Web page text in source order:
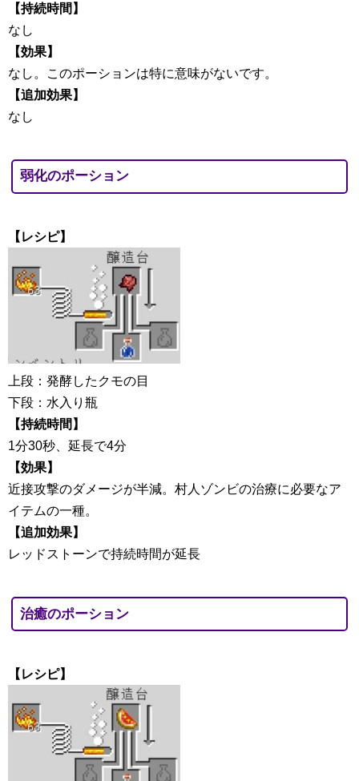
【持続時間】
なし
【効果】
なし。このポーションは特に意味がないです。
【追加効果】
なし
弱化のポーション
【レシピ】
上段：発酵したクモの目
下段：水入り瓶
【持続時間】
1分30秒、延長で4分
【効果】
近接攻撃のダメージが半減。村人ゾンビの治療に必要なア
イテムの一種。
【追加効果】
レッドストーンで持続時間が延長
治癒のポーション
【レシピ】